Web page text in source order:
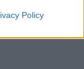
Policy